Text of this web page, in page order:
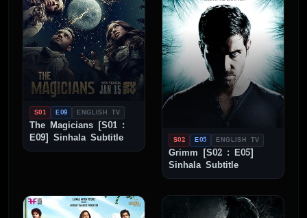
S01 E09 ENGLISH TV
The Magicians [S01 :
E09] Sinhala Subtitle
S02 E05 ENGLISH TV
Grimm [S02 : E05]
Sinhala Subtitle